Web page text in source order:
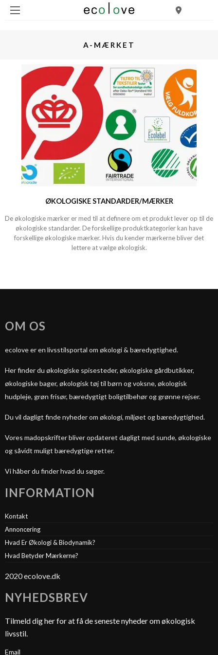
A-MÆRKET
ØKOLOGISKE STANDARDER/MÆRKER
De økologiske mærker er med til at definere om et produkt lever op til de
økologiske standarder. De forskellige produktkategorier kan have
forskellige økologiske mærker. Hvis du kender mærkerne bliver det
lettere at vælge økologisk.
OM OS
ecolove er en livsstilsportal om økologi & bæredygtighed.
Her finder du økologiske spisesteder, økologiske gårdbutikker,
økologiske bager, økologisk tøj til børn og voksne, økologisk
hudpleje, grøn frisør, bæredygtigt boligtilbehør og grønne rejser.
Du vil dagligt finde nyheder om økologi, miljøet og bæredygtighed.
Vores madopskrifter bliver opdateret dagligt med sunde, økologiske
og såvidt muligt bæredygtige retter.
Vi håber du finder hvad du søger.
INFORMATION
Kontakt
Annoncering
Hvad Er Økologi & Biodynamik?
Hvad Betyder Mærkerne?
2020 ecolove.dk
NYHEDSBREV
Tilmeld dig her for at få de seneste nyheder om økologisk
livsstil.
Email